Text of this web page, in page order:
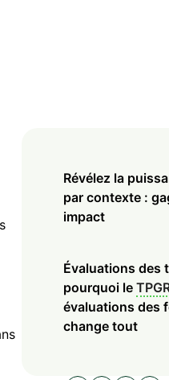
Révélez la
par contexte :
impact
Évaluations des
pourquoi le
évaluations des
change tout